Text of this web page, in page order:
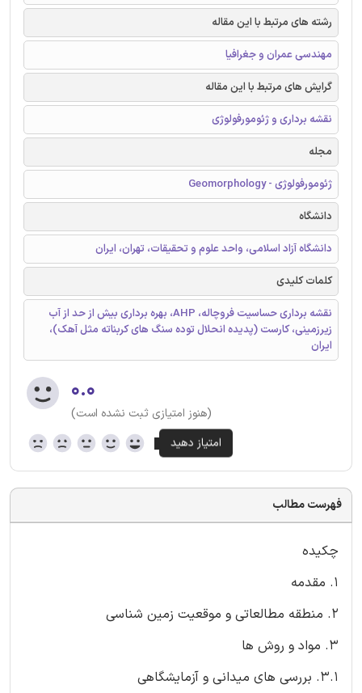
رشته های مرتبط با این مقاله
مهندسی عمران و جغرافیا
گرایش های مرتبط با این مقاله
نقشه برداری و ژئومورفولوژی
مجله
ژئومورفولوژی - Geomorphology
دانشگاه
دانشگاه آزاد اسلامی، واحد علوم و تحقیقات، تهران، ایران
کلمات کلیدی
نقشه برداری حساسیت فروچاله، AHP، بهره برداری بیش از حد از آب
زیرزمینی، کارست (پدیده انحلال توده سنگ های کربناته مثل آهک)،
ایران
۰.۰
(هنوز امتیازی ثبت نشده است)
فهرست مطالب
چکیده
1. مقدمه
2. منطقه مطالعاتی و موقعیت زمین شناسی
3. مواد و روش ها
3.1. بررسی های میدانی و آزمایشگاهی